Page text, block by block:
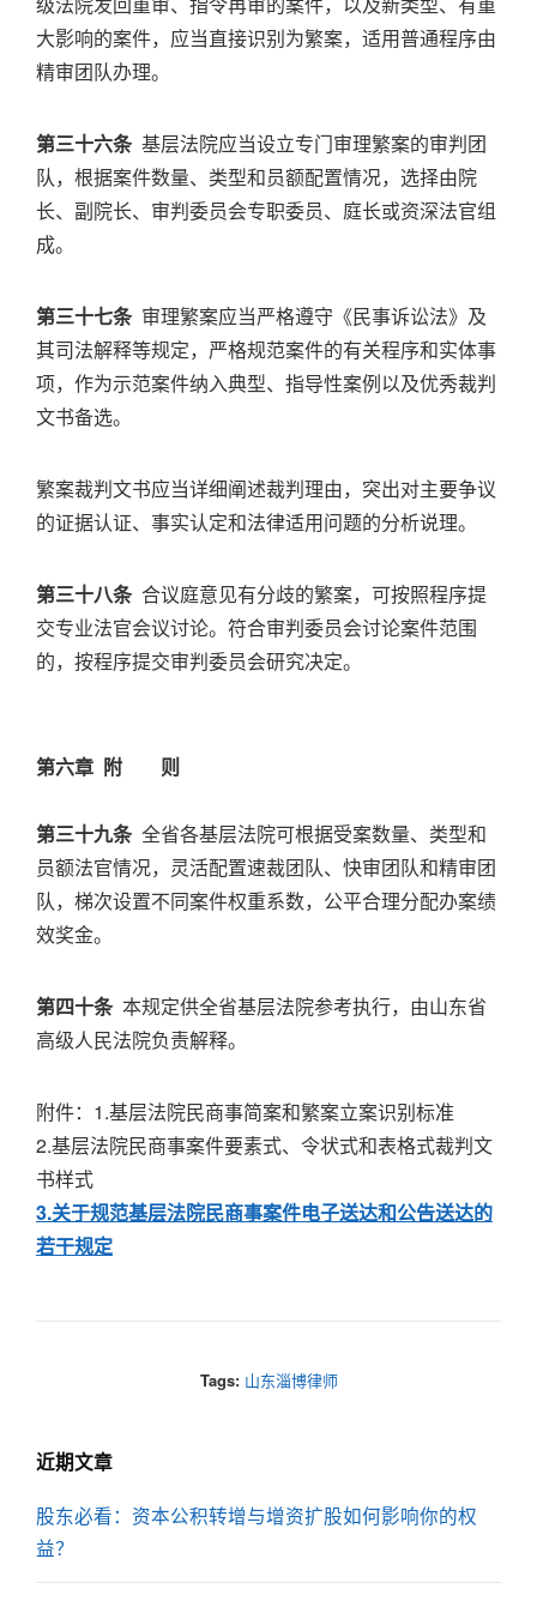
大影响的案件，应当直接识别为繁案，适用普通程序由
精审团队办理。
第三十六条基层法院应当设立专门审理繁案的审判团
队，根据案件数量、类型和员额配置情况，选择由院
长、副院长、审判委员会专职委员、庭长或资深法官组
成。
第三十七条审理繁案应当严格遵守《民事诉讼法》及
其司法解释等规定，严格规范案件的有关程序和实体事
项，作为示范案件纳入典型、指导性案例以及优秀裁判
文书备选。
繁案裁判文书应当详细阐述裁判理由，突出对主要争议
的证据认证、事实认定和法律适用问题的分析说理。
第三十八条合议庭意见有分歧的繁案，可按照程序提
交专业法官会议讨论。符合审判委员会讨论案件范围
的，按程序提交审判委员会研究决定。
第六章 附 则
第三十九条全省各基层法院可根据受案数量、类型和
员额法官情况，灵活配置速裁团队、快审团队和精审团
队，梯次设置不同案件权重系数，公平合理分配办案绩
效奖金。
第四十条本规定供全省基层法院参考执行，由山东省
高级人民法院负责解释。
附件：1.基层法院民商事简案和繁案立案识别标准
2.基层法院民商事案件要素式、令状式和表格式裁判文
书样式
3.关于规范基层法院民商事案件电子送达和公告送达的
若干规定
Tags: 山东淄博律师
近期文章
股东必看：资本公积转增与增资扩股如何影响你的权
益？